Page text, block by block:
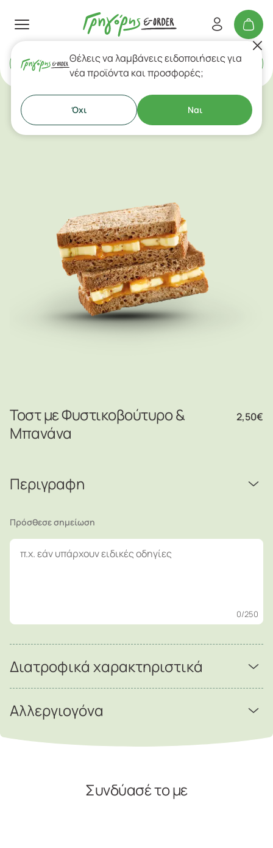
Delivery ή Takeaway
Κρύα Σάντουιτς & Τορτίγιες
Τοστ με Φυστικοβούτυρο &
Μπανάνα
2,50€
Περιγραφη
Πρόσθεσε σημείωση
0/250
Διατροφικά χαρακτηριστικά
Αλλεργιογόνα
Συνδύασέ το με
Θέλεις να λαμβάνεις ειδοποιήσεις για
νέα προϊόντα και προσφορές;
Όχι Ναι